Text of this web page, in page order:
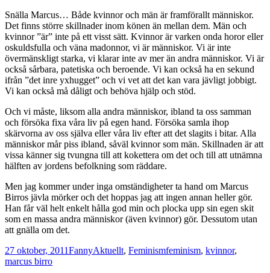
Snälla Marcus… Både kvinnor och män är framförallt människor.
Det finns större skillnader inom könen än mellan dem. Män och
kvinnor ”är” inte på ett visst sätt. Kvinnor är varken onda horor eller
oskuldsfulla och väna madonnor, vi är människor. Vi är inte
övermänskligt starka, vi klarar inte av mer än andra människor. Vi är
också sårbara, patetiska och beroende. Vi kan också ha en sekund
ifrån ”det inre yxhugget” och vi vet att det kan vara jävligt jobbigt.
Vi kan också må dåligt och behöva hjälp och stöd.
Och vi måste, liksom alla andra människor, ibland ta oss samman
och försöka fixa våra liv på egen hand. Försöka samla ihop
skärvorna av oss själva eller våra liv efter att det slagits i bitar. Alla
människor mår piss ibland, såväl kvinnor som män. Skillnaden är att
vissa känner sig tvungna till att kokettera om det och till att utnämna
hälften av jordens befolkning som räddare.
Men jag kommer under inga omständigheter ta hand om Marcus
Birros jävla mörker och det hoppas jag att ingen annan heller gör.
Han får väl helt enkelt hålla god min och plocka upp sin egen skit
som en massa andra människor (även kvinnor) gör. Dessutom utan
att gnälla om det.
Postat
27 oktober, 2011Författare
FannyKategorier
Aktuellt, FeminismTaggar
feminism, kvinnor,
marcus birro